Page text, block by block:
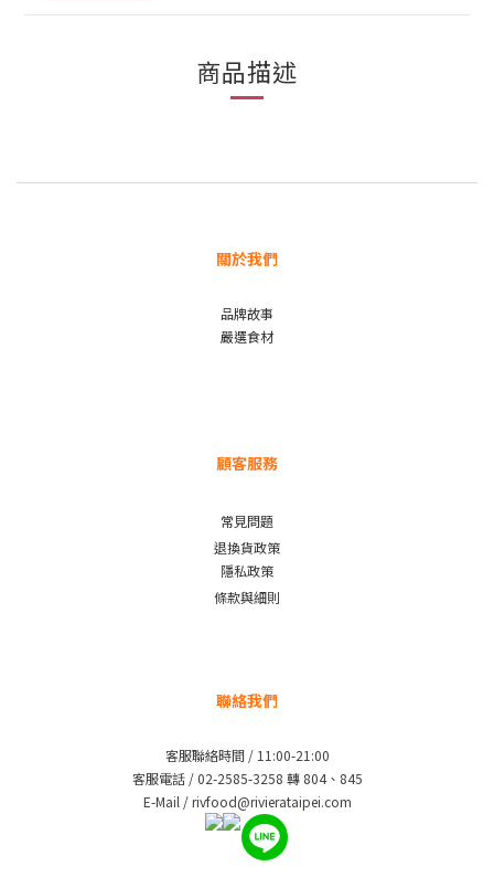
商品描述
關於我們
品牌故事
嚴選食材
顧客服務
常見問題
退換貨政策
隱私政策
條款與細則
聯絡我們
客服聯絡時間 / 11:00-21:00
客服電話 / 02-2585-3258 轉 804、845
E-Mail / rivfood@rivierataipei.com